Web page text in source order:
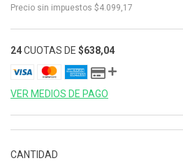
Precio sin impuestos $4.099,17
24CUOTAS DE $638,04
VER MEDIOS DE PAGO
CANTIDAD